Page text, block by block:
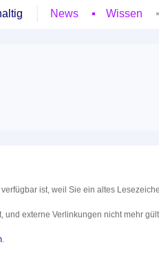
News Wissen
ist, weil Sie ein altes
und externe Verlinkungen nicht mehr
.